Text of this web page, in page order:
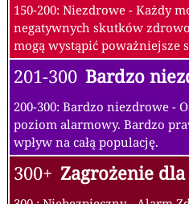
150-200: Niezdrowe - Każdy
negatywnych skutków
mogą wystąpić poważniejsze
201-300 Bardzo
200-300: Bardzo niezdrowe -
poziom alarmowy. Bardzo
wpływ na całą populację.
300+ Zagrożenie